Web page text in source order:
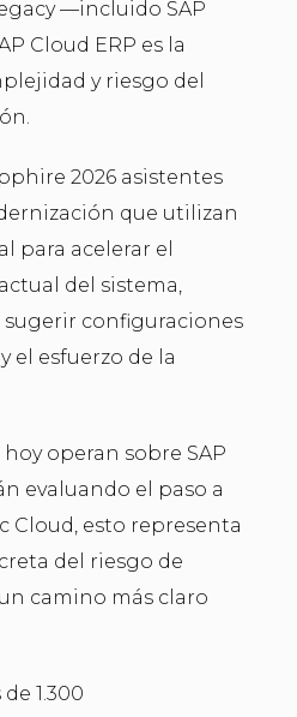
—incluido SAP
Cloud ERP es la
y riesgo del
2026 asistentes
que utilizan
para acelerar el
del sistema,
configuraciones
el esfuerzo de la
operan sobre SAP
evaluando el paso a
Cloud, esto representa
del riesgo de
camino más claro
1.300